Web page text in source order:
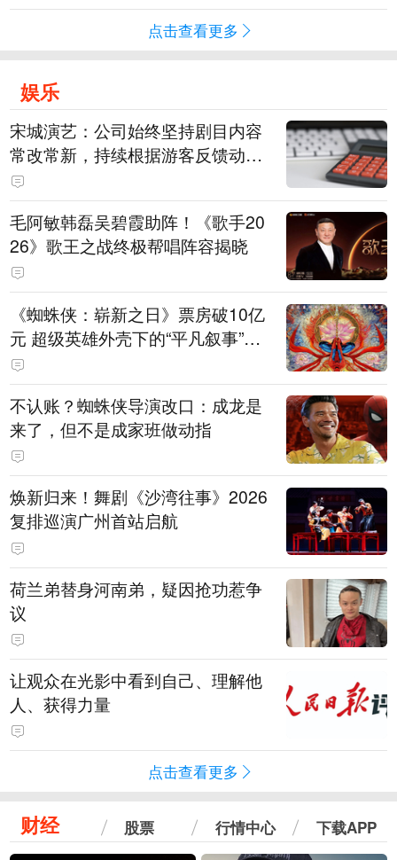
点击查看更多
娱乐
宋城演艺：公司始终坚持剧目内容
常改常新，持续根据游客反馈动态
优化节目配比
毛阿敏韩磊吴碧霞助阵！《歌手20
26》歌王之战终极帮唱阵容揭晓
《蜘蛛侠：崭新之日》票房破10亿
元 超级英雄外壳下的“平凡叙事”打
动人心
不认账？蜘蛛侠导演改口：成龙是
来了，但不是成家班做动指
焕新归来！舞剧《沙湾往事》2026
复排巡演广州首站启航
荷兰弟替身河南弟，疑因抢功惹争
议
让观众在光影中看到自己、理解他
人、获得力量
点击查看更多
财经 股票 行情中心 下载APP